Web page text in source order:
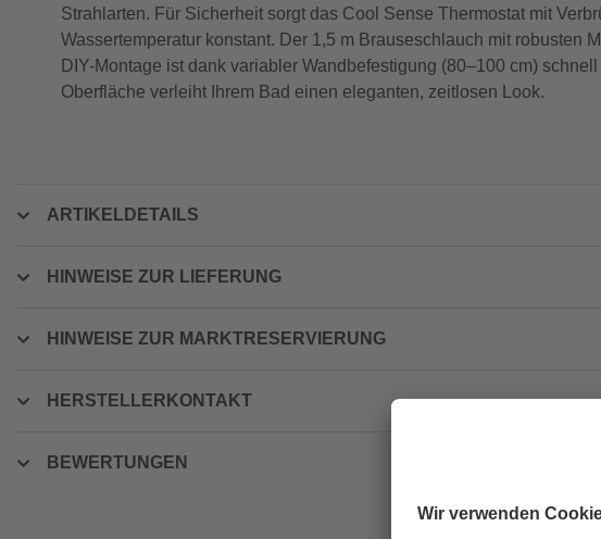
Strahlarten. Für Sicherheit sorgt das Cool Sense Thermostat mit
Wassertemperatur konstant. Der 1,5 m Brauseschlauch mit robusten
DIY-Montage ist dank variabler Wandbefestigung (80–100 cm)
Oberfläche verleiht Ihrem Bad einen eleganten, zeitlosen Look.
ARTIKELDETAILS
HINWEISE ZUR LIEFERUNG
HINWEISE ZUR MARKTRESERVIERUNG
HERSTELLERKONTAKT
BEWERTUNGEN